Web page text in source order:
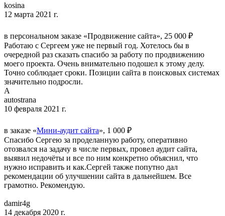
kosina
12 марта 2021 г.
в персональном заказе «Продвижение сайта», 25 000 ₽
Работаю с Сергеем уже не первый год. Хотелось бы в
очередной раз сказать спасибо за работу по продвижению
моего проекта. Очень внимательно подошел к этому делу.
Точно соблюдает сроки. Позиции сайта в поисковых системах
значительно подросли.
A
autostrana
10 февраля 2021 г.
в заказе «Мини-аудит сайта», 1 000 ₽
Спасибо Сергею за проделанную работу, оперативно
отозвался на задачу в числе первых, провел аудит сайта,
выявил недочёты и все по ним конкретно объяснил, что
нужно исправить и как.Сергей также попутно дал
рекомендации об улучшении сайта в дальнейшем. Все
грамотно. Рекомендую.
damir4g
14 декабря 2020 г.